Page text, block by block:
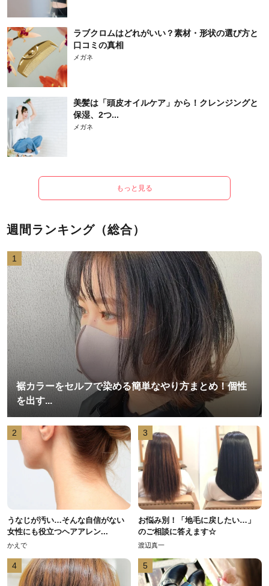
ラブクロムはどれがいい？素材・形状の選び方と
口コミの真相
メガネ
美髪は「頭皮オイルケア」から！クレンジングと
保湿、2つ...
メガネ
もっと見る
週間ランキング（総合）
1
裾カラーをセルフで染める簡単なやり方まとめ！個性
を出す...
2
うなじが汚い…そんな自信がない
女性にも役立つヘアアレン...
かえで
3
お悩み別！「地毛に戻したい…」
のご相談に答えます☆
渡辺真一
4 5